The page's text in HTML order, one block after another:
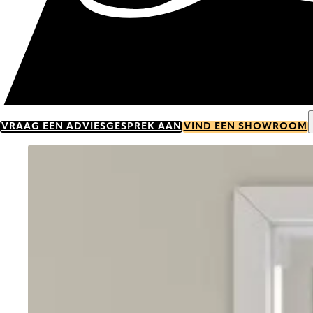
VRAAG EEN ADVIESGESPREK AAN VIND EEN SHOWROOM
Go to item 0